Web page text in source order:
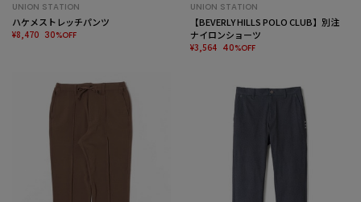
UNION STATION
ハケメストレッチパンツ
¥8,470 30%OFF
UNION STATION
【BEVERLY HILLS POLO CLUB】別注
ナイロンショーツ
¥3,564 40%OFF